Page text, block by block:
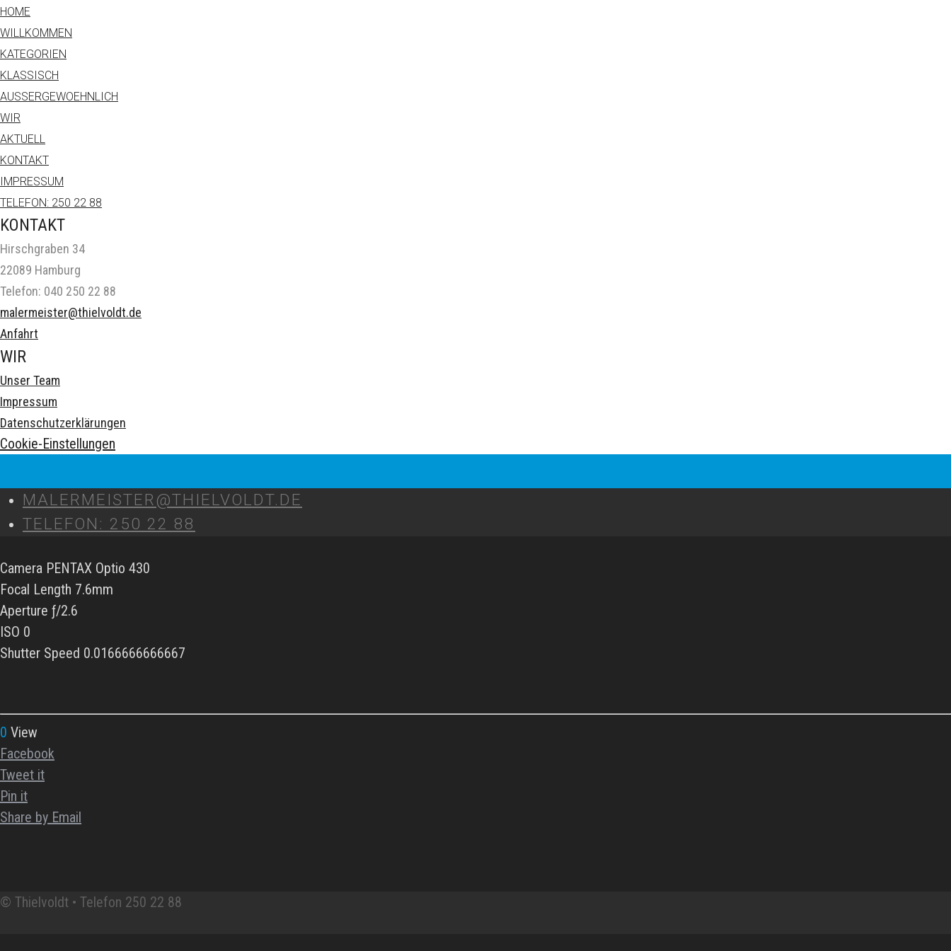
HOME
WILLKOMMEN
KATEGORIEN
KLASSISCH
AUSSERGEWOEHNLICH
WIR
AKTUELL
KONTAKT
IMPRESSUM
TELEFON: 250 22 88
KONTAKT
Hirschgraben 34
22089 Hamburg
Telefon: 040 250 22 88
malermeister@thielvoldt.de
Anfahrt
WIR
Unser Team
Impressum
Datenschutzerklärungen
Cookie-Einstellungen
MALERMEISTER@THIELVOLDT.DE
TELEFON: 250 22 88
Camera PENTAX Optio 430
Focal Length 7.6mm
Aperture ƒ/2.6
ISO 0
Shutter Speed 0.0166666666667
0 View
Facebook
Tweet it
Pin it
Share by Email
© Thielvoldt • Telefon 250 22 88